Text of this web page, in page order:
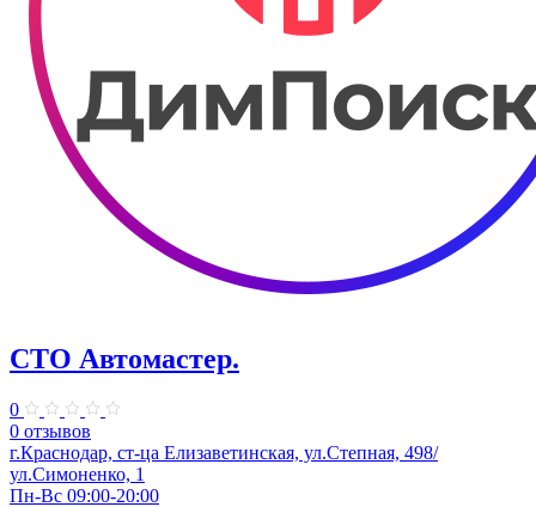
СТО Автомастер.
0
0 отзывов
г.Краснодар, ст-ца Елизаветинская, ул.Степная, 498/
ул.Симоненко, 1
Пн-Вс 09:00-20:00